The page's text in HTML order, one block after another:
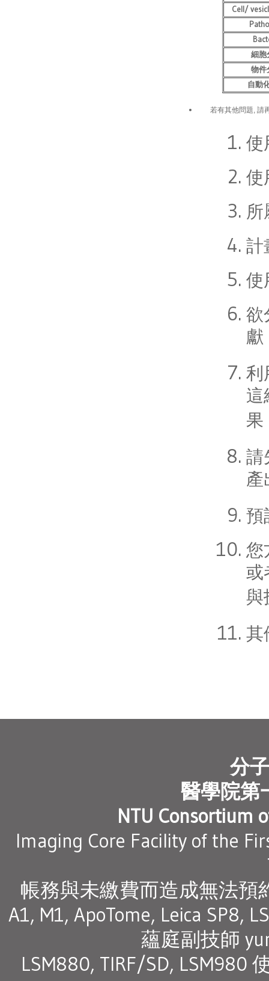
Cell/
細胞
物件
自動
若有其他問題, 請
使
使
所
計
使
欲
獻
利
這
果
請
產
預
您
或
與
其
分
醫學院第
NTU Consortium
Imaging Core Facility of the
帳務與未繳費而造成無法預
A1, M1, ApoTome, Leica SP8,
蘊庭副技師
LSM880, TIRF/SD, LSM980